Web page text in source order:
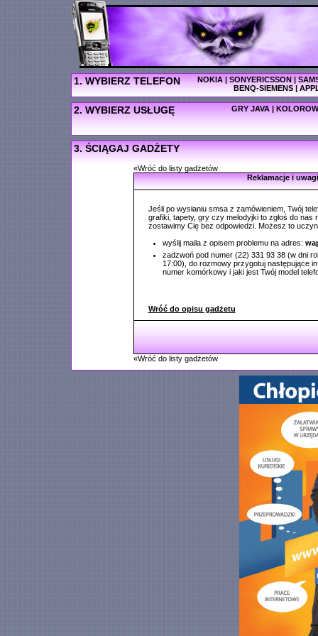
1. WYBIERZ TELEFON NOKIA|SONYERICSSON|
BENQ-SIEMENS|
2. WYBIERZ USŁUGĘ GRY JAVA |
3. ŚCIĄGAJ GADŻETY
«Wróć do listy gadżetów
Reklamacje i uwagi
Jeśli po wysłaniu smsa z zamówieniem, Twój
grafiki, tapety, gry czy melodyjki to zgłoś do nas
zostawimy Cię bez odpowiedzi. Możesz to
wyślij maila z opisem problemu na adres:
zadzwoń pod numer (22) 331 93 38 (w dni
17:00), do rozmowy przygotuj następujące
numer komórkowy i jaki jest Twój model
Wróć do opisu gadżetu
«Wróć do listy gadżetów